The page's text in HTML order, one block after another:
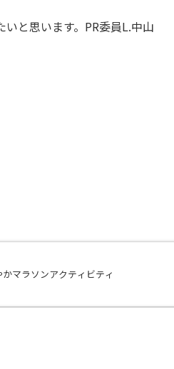
と思います。PR委員L.中山
マラソンアクティビティ